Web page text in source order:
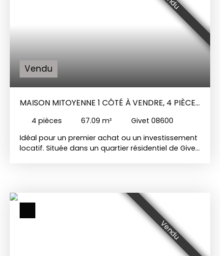
Vendu
MAISON MITOYENNE 1 CÔTÉ À VENDRE, 4 PIÈCES
4 pièces 67.09 m²
Givet 08600
Idéal pour un premier achat ou un investissement
locatif. Située dans un quartier résidentiel de Givet,
d'un beau séjour et de deux chambres. La maison
dispose d'un sous-sol complet avec garage.
Beau jardin à l'arrière. Après quelques travaux de
rénovation cette maison sera un parfaite pour
accueillir votre famille. Simple vitrage boisVendu